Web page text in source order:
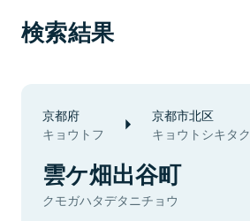
検索結果
京都府
キョウトフ
京都市北区
キョウトシキタク
雲ケ畑出谷町
クモガハタデタニチョウ